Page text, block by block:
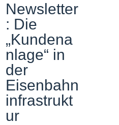
Newsletter
: Die
„Kundena
nlage“ in
der
Eisenbahn
infrastrukt
ur